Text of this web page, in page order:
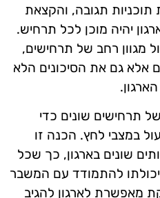
תוכניות תגובה, והקצאת
יהיה מוכן לכל תרחיש.
מגוון רחב של תרחישים,
אלא גם את הסיכונים הלא
תרחישים שונים כדי
במצבי לחץ. הכנה זו
שונים בארגון, כך שכל
להתמודד עם המשבר
מאפשרת לארגון להגיב